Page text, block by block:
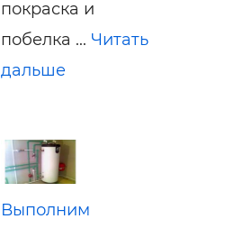
покраска и
побелка ... Читать
дальше
Выполним